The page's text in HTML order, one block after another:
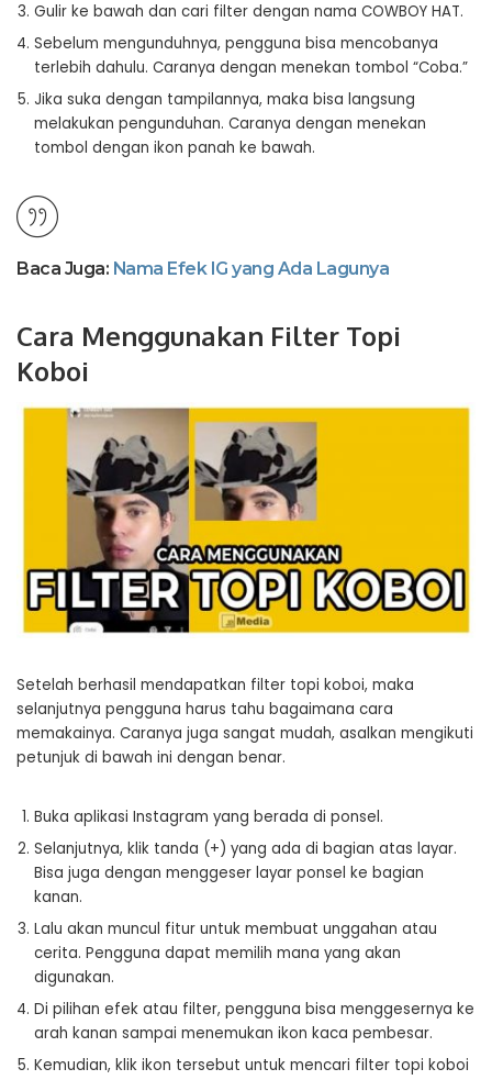
Gulir ke bawah dan cari filter dengan nama COWBOY HAT.
Sebelum mengunduhnya, pengguna bisa mencobanya
terlebih dahulu. Caranya dengan menekan tombol “Coba.”
Jika suka dengan tampilannya, maka bisa langsung
melakukan pengunduhan. Caranya dengan menekan
tombol dengan ikon panah ke bawah.
Baca Juga: Nama Efek IG yang Ada Lagunya
Cara Menggunakan Filter Topi
Koboi
Setelah berhasil mendapatkan filter topi koboi, maka
selanjutnya pengguna harus tahu bagaimana cara
memakainya. Caranya juga sangat mudah, asalkan mengikuti
petunjuk di bawah ini dengan benar.
Buka aplikasi Instagram yang berada di ponsel.
Selanjutnya, klik tanda (+) yang ada di bagian atas layar.
Bisa juga dengan menggeser layar ponsel ke bagian
kanan.
Lalu akan muncul fitur untuk membuat unggahan atau
cerita. Pengguna dapat memilih mana yang akan
digunakan.
Di pilihan efek atau filter, pengguna bisa menggesernya ke
arah kanan sampai menemukan ikon kaca pembesar.
Kemudian, klik ikon tersebut untuk mencari filter topi koboi